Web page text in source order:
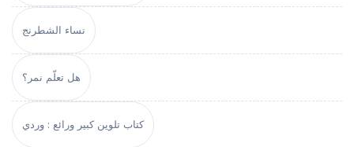
نساء الشطرنج
هل تعلّم نمر؟
كتاب تلوين كبير ورائع : وردي